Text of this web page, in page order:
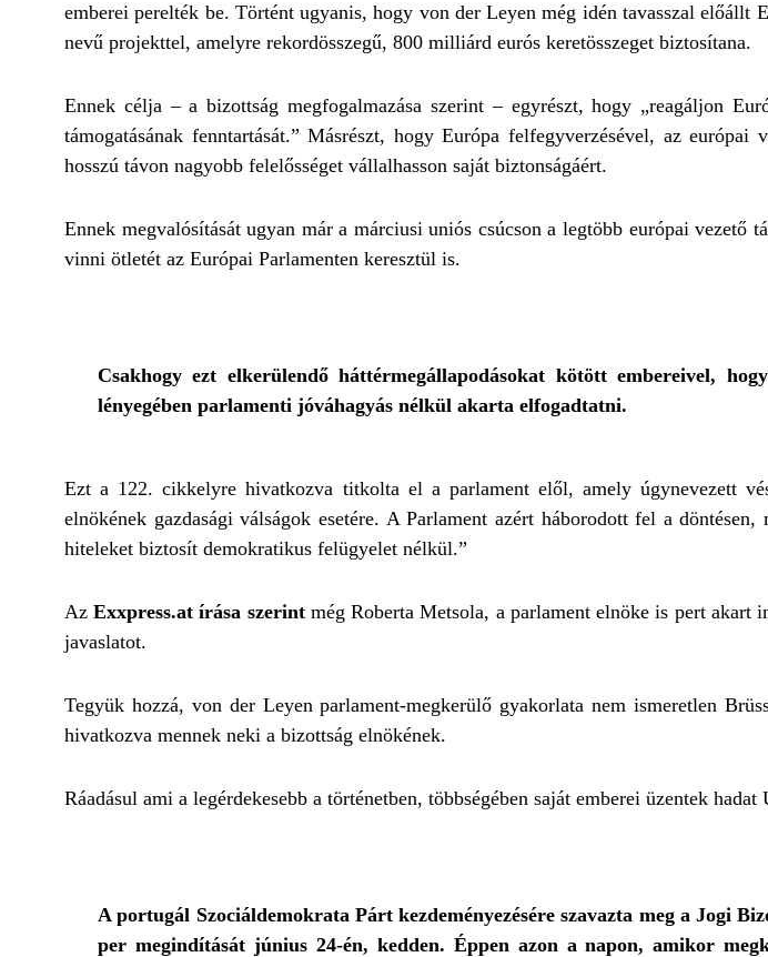
emberei perelték be. Történt ugyanis, hogy von der Leyen még idén tavasszal előállt
nevű projekttel, amelyre rekordösszegű, 800 milliárd eurós keretösszeget biztosítana.
Ennek célja – a bizottság megfogalmazása szerint – egyrészt, hogy „reagáljon
támogatásának fenntartását.” Másrészt, hogy Európa felfegyverzésével, az
hosszú távon nagyobb felelősséget vállalhasson saját biztonságáért.
Ennek megvalósítását ugyan már a márciusi uniós csúcson a legtöbb európai vezető
vinni ötletét az Európai Parlamenten keresztül is.
Csakhogy ezt elkerülendő háttérmegállapodásokat kötött embereivel,
lényegében parlamenti jóváhagyás nélkül akarta elfogadtatni.
Ezt a 122. cikkelyre hivatkozva titkolta el a parlament elől, amely úgynevezett
elnökének gazdasági válságok esetére. A Parlament azért háborodott fel a
hiteleket biztosít demokratikus felügyelet nélkül.”
AzExxpress.at írása szerintmég Roberta Metsola, a parlament elnöke is pert
javaslatot.
Tegyük hozzá, von der Leyen parlament-megkerülő gyakorlata nem ismeretlen
hivatkozva mennek neki a bizottság elnökének.
Ráadásul ami a legérdekesebb a történetben, többségében saját emberei üzentek hadat
A portugál Szociáldemokrata Párt kezdeményezésére szavazta meg a Jogi
per megindítását június 24-én, kedden. Éppen azon a napon, amikor